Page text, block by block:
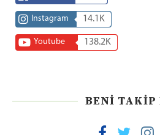
Instagram 14.1K
Youtube 138.2K
BENI TAKIP